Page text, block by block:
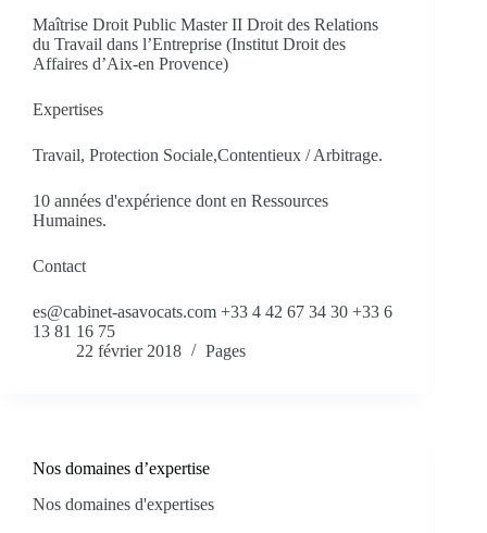
Maîtrise Droit Public Master II Droit des Relations
du Travail dans l’Entreprise (Institut Droit des
Affaires d’Aix-en Provence)
Expertises
Travail, Protection Sociale,Contentieux / Arbitrage.
10 années d'expérience dont en Ressources
Humaines.
Contact
es@cabinet-asavocats.com +33 4 42 67 34 30 +33 6
13 81 16 75
22 février 2018
Pages
Nos domaines d’expertise
Nos domaines d'expertises